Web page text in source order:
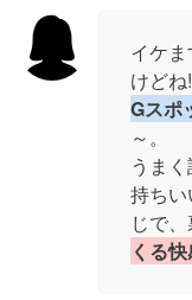
イケ
けどね!
Gスポ
～。
うま
持ち
じで
くる